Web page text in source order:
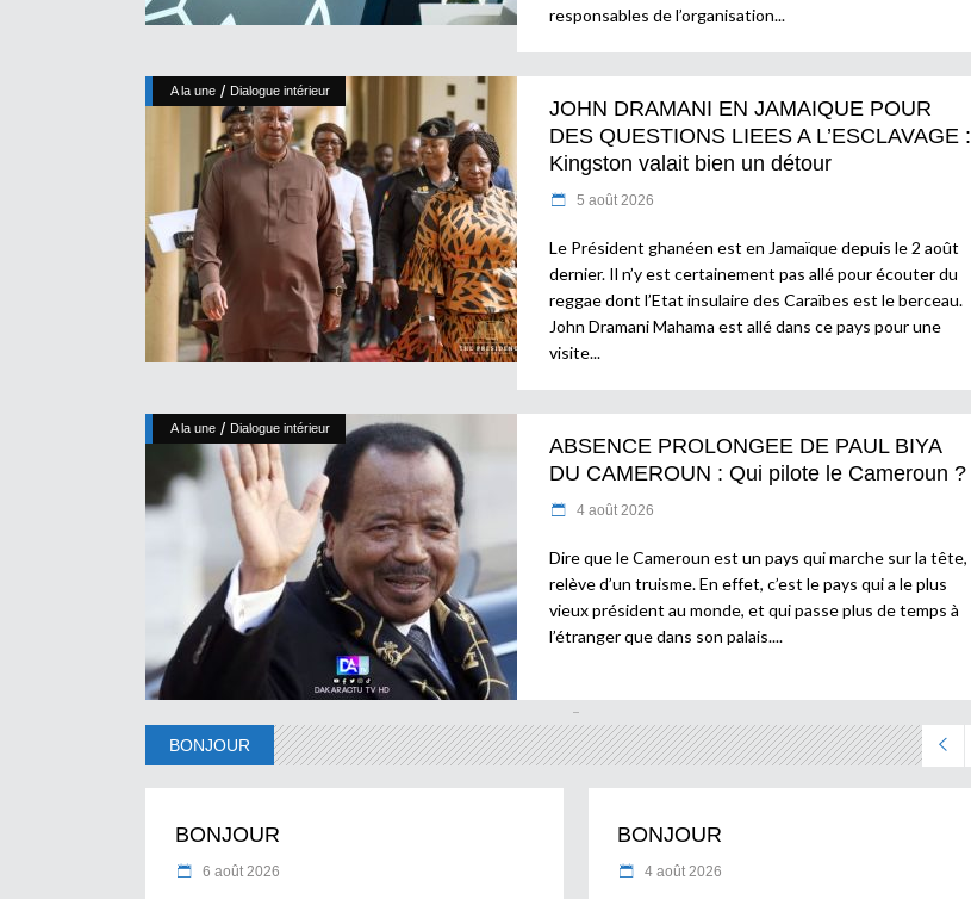
responsables de l’organisation
A la une / Dialogue intérieur
JOHN DRAMANI EN JAMAIQUE POUR
DES QUESTIONS LIEES A L’ESCLAVAGE :
Kingston valait bien un détour
5 août 2026
Le Président ghanéen est en Jamaïque depuis le 2 août
dernier. Il n’y est certainement pas allé pour écouter du
reggae dont l’Etat insulaire des Caraïbes est le berceau.
John Dramani Mahama est allé dans ce pays pour une
visite
A la une / Dialogue intérieur
ABSENCE PROLONGEE DE PAUL BIYA
DU CAMEROUN : Qui pilote le Cameroun ?
4 août 2026
Dire que le Cameroun est un pays qui marche sur la tête,
relève d’un truisme. En effet, c’est le pays qui a le plus
vieux président au monde, et qui passe plus de temps à
l’étranger que dans son palais.
BONJOUR
BONJOUR
6 août 2026
BONJOUR
4 août 2026